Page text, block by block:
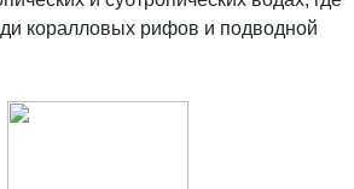
коралловых рифов и подводной